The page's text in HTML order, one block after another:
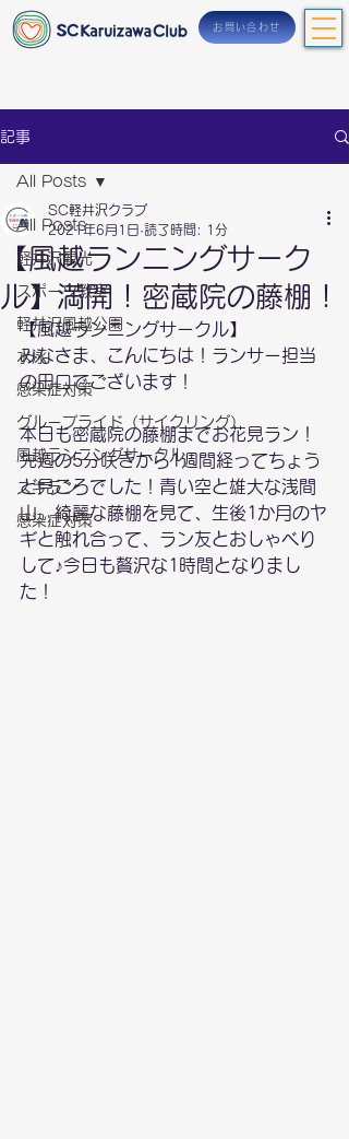
お問い合わせ
記事
All Posts
軽井沢観光
スポーツ教室
軽井沢風越公園
水泳
感染症対策
グループライド（サイクリング）
風越ランニングサークル
スキラン
感染症対策
All Posts
【風越ランニングサーク
ル】満開！密蔵院の藤棚！
SC軽井沢クラブ
2021年6月1日 読了時間: 1分
【風越ランニングサークル】
みなさま、こんにちは！ランサー担当
の田口でございます！
本日も密蔵院の藤棚までお花見ラン！
先週の5分咲きから1週間経ってちょう
ど見ごろでした！青い空と雄大な浅間
山、綺麗な藤棚を見て、生後1か月のヤ
ギと触れ合って、ラン友とおしゃべり
して♪今日も贅沢な1時間となりまし
た！